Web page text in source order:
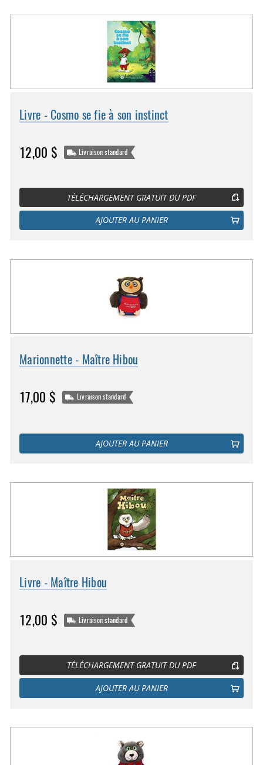
Livre - Cosmo se fie à son instinct
12,00 $ Livraison standard
TÉLÉCHARGEMENT GRATUIT DU PDF
AJOUTER AU PANIER
Marionnette - Maître Hibou
17,00 $ Livraison standard
AJOUTER AU PANIER
Livre - Maître Hibou
12,00 $ Livraison standard
TÉLÉCHARGEMENT GRATUIT DU PDF
AJOUTER AU PANIER